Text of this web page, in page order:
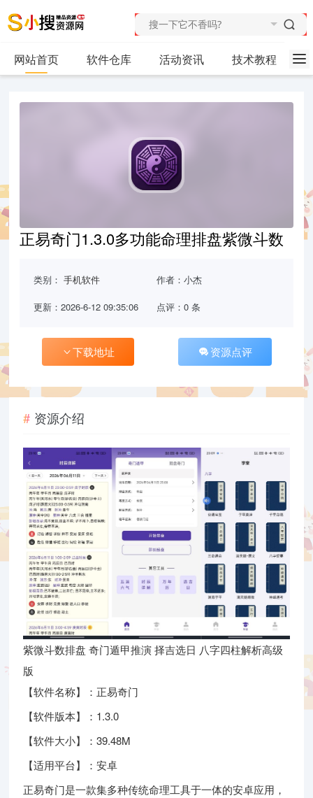
网站首页 软件仓库 活动资讯 技术教程
正易奇门1.3.0多功能命理排盘紫微斗数
类别：手机软件 作者：小杰
更新：2026-6-12 09:35:06 点评：0 条
下载地址 资源点评
资源介绍
紫微斗数排盘 奇门遁甲推演 择吉选日 八字四柱解析高级
版
【软件名称】：正易奇门
【软件版本】：1.3.0
【软件大小】：39.48M
【适用平台】：安卓
正易奇门是一款集多种传统命理工具于一体的安卓应用，